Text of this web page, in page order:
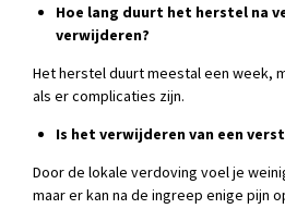
Hoe lang duurt het herstel na
verwijderen?
Het herstel duurt meestal een week,
als er complicaties zijn.
Is het verwijderen van een
Door de lokale verdoving voel je
maar er kan na de ingreep enige pijn